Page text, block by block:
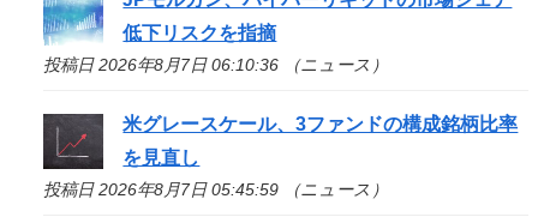
低下リスクを指摘
投稿日 2026年8月7日 06:10:36 （ニュース）
米グレースケール、3ファンドの構成銘柄比率
を見直し
投稿日 2026年8月7日 05:45:59 （ニュース）